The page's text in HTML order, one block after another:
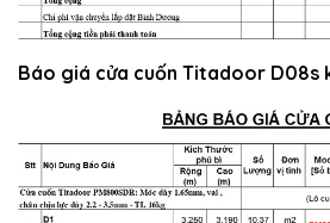
Báo giá cửa cuốn Titadoor D08s